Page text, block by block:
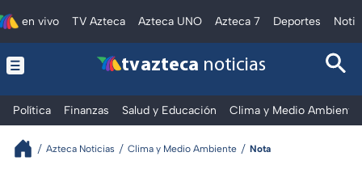
en vivo TV Azteca Azteca UNO Azteca 7 Deportes
tv azteca noticias
Política Finanzas Salud y Educación Clima y Medio Ambiente
Azteca Noticias Clima y Medio Ambiente Nota